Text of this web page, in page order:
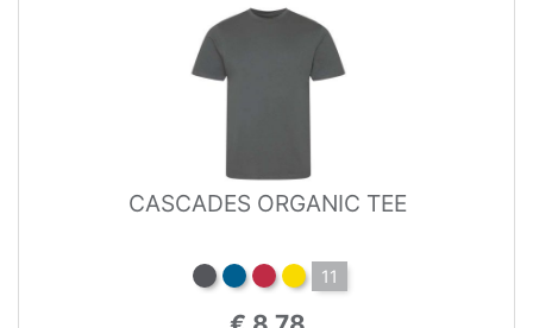
CASCADES ORGANIC TEE
11